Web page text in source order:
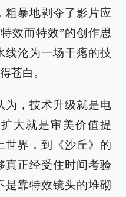
粗暴地剥夺了影片应
效而特效”的创作思
线沦为一场干瘪的技
苍白。
为，技术升级就是电
大就是审美价值提
世界，到《沙丘》的
真正经受住时间考验
是靠特效镜头的堆砌